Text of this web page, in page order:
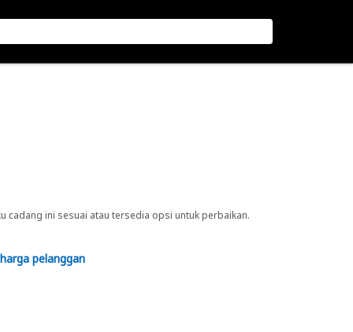
cadang ini sesuai atau tersedia opsi untuk perbaikan.
pelanggan